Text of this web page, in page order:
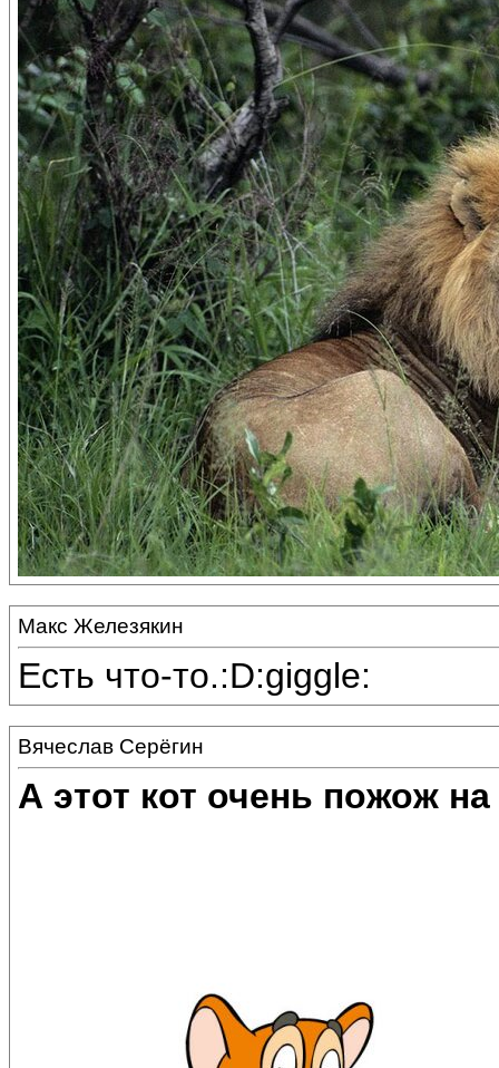
Макс Железякин
Есть что-то.:D:giggle:
Вячеслав Серёгин
А этот кот очень пожож